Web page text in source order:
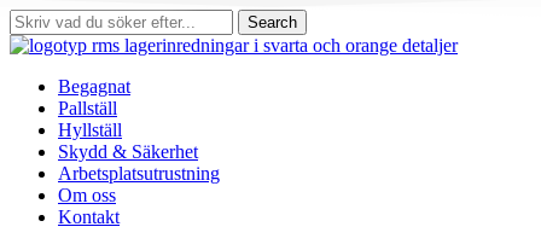
Skip
to
main
content
Search
Close
search
Menu
Begagnat
Pallställ
Hyllställ
Skydd & Säkerhet
Arbetsplatsutrustning
Om oss
Kontakt